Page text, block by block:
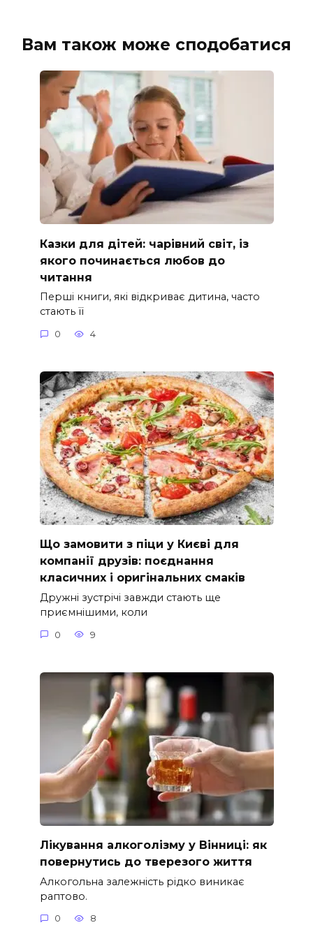
Вам також може сподобатися
Казки для дітей: чарівний світ, із
якого починається любов до
читання
Перші книги, які відкриває дитина, часто
стають її
0 4
Що замовити з піци у Києві для
компанії друзів: поєднання
класичних і оригінальних смаків
Дружні зустрічі завжди стають ще
приємнішими, коли
0 9
Лікування алкоголізму у Вінниці: як
повернутись до тверезого життя
Алкогольна залежність рідко виникає
раптово.
0 8